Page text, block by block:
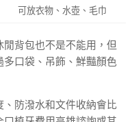
可放衣物、水壺、毛巾
背包也不是不能用，但
口袋、吊飾、鮮豔顏色
防潑水和文件收納會比